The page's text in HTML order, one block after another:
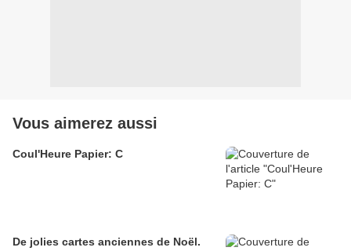
Vous aimerez aussi
Coul'Heure Papier: C
De jolies cartes anciennes de Noël.